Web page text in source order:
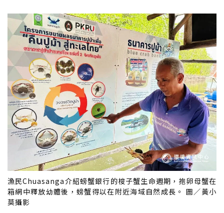
漁民Chuasanga介紹螃蟹銀行的梭子蟹生命週期，抱卵母蟹在
箱網中釋放幼體後，螃蟹得以在附近海域自然成長。 圖／黃小
莫攝影